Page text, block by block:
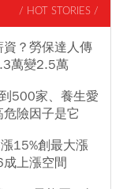
/ HOT STORIES /
？勞保達人傳
萬變2.5萬
500家、養生愛
險因子是它
15%創最大漲
上漲空間